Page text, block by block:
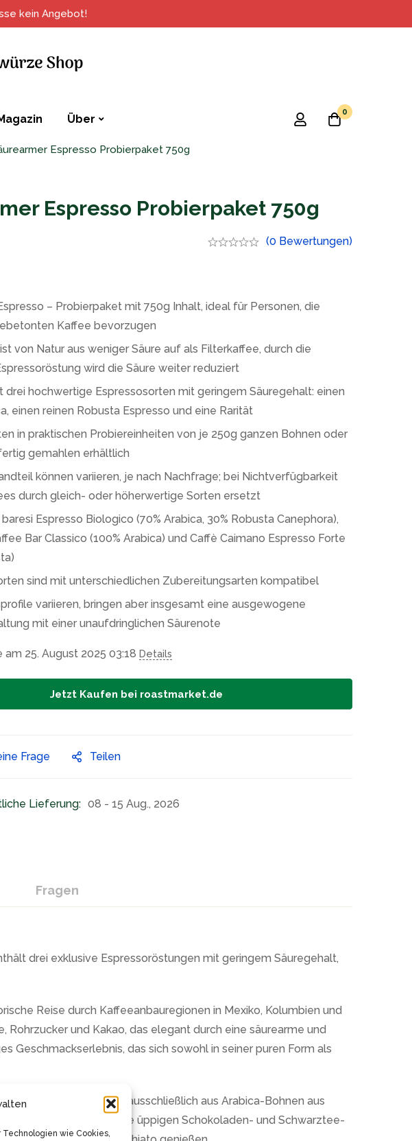
wie Cookies,
kein Angebot!
Über
0
Espresso Probierpaket 750g
Espresso Probierpaket 750g
(0 Bewertungen)
– Probierpaket mit 750g Inhalt, ideal für Personen, die
Kaffee bevorzugen
von Natur aus weniger Säure auf als Filterkaffee, durch die
wird die Säure weiter reduziert
drei hochwertige Espressosorten mit geringem Säuregehalt: einen
einen reinen Robusta Espresso und eine Rarität
in praktischen Probiereinheiten von je 250g ganzen Bohnen oder
gemahlen erhältlich
können variieren, je nach Nachfrage; bei Nichtverfügbarkeit
durch gleich- oder höherwertige Sorten ersetzt
Espresso Biologico (70% Arabica, 30% Robusta Canephora),
Bar Classico (100% Arabica) und Caffè Caimano Espresso Forte
sind mit unterschiedlichen Zubereitungsarten kompatibel
variieren, bringen aber insgesamt eine ausgewogene
mit einer unaufdringlichen Säurenote
25. August 2025 03:18 Details
Jetzt Kaufen bei roastmarket.de
Frage Teilen
Lieferung: 08 - 15 Aug., 2026
Fragen
drei exklusive Espressoröstungen mit geringem Säuregehalt,
Reise durch Kaffeeanbauregionen in Mexiko, Kolumbien und
und Kakao, das elegant durch eine säurearme und
Geschmackserlebnis, das sich sowohl in seiner puren Form als
besteht ausschließlich aus Arabica-Bohnen aus
Röstung bringt die üppigen Schokoladen- und Schwarztee-